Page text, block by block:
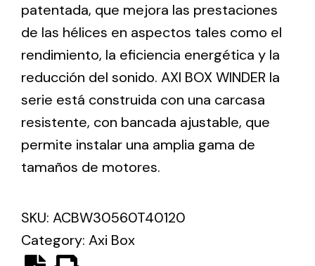
Iluminación Solar
Variedad de soluciones solares para todo tipo
de necesidades.
patentada, que mejora las prestaciones
de las hélices en aspectos tales como el
rendimiento, la eficiencia energética y la
reducción del sonido. AXI BOX WINDER la
serie está construida con una carcasa
resistente, con bancada ajustable, que
permite instalar una amplia gama de
tamaños de motores.
SKU: ACBW30560T40120
Category: Axi Box